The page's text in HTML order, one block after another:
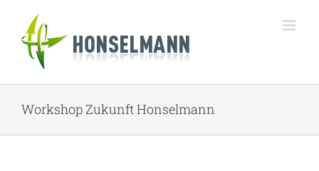
springen
Workshop Zukunft Honselmann